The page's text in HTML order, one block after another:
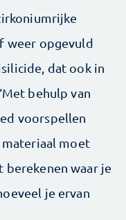
weer opgevuld
dat ook in
behulp van
voorspellen
moet
berekenen waar je
je ervan